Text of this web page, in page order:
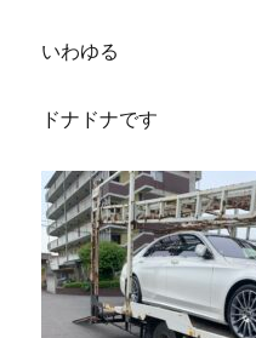
いわゆる
ドナドナです